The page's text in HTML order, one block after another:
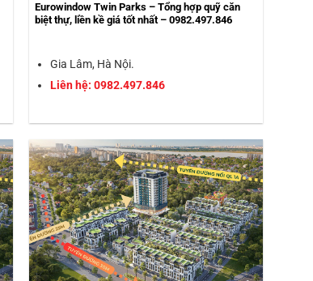
Eurowindow Twin Parks – Tổng hợp quỹ căn
biệt thự, liền kề giá tốt nhất – 0982.497.846
Gia Lâm, Hà Nội.
Liên hệ: 0982.497.846